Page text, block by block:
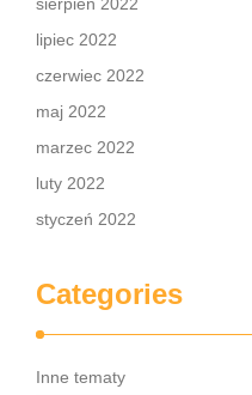
lipiec 2022
czerwiec 2022
maj 2022
marzec 2022
luty 2022
styczeń 2022
Categories
Inne tematy